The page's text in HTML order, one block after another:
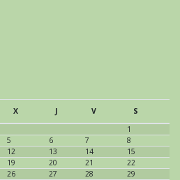
X J V
S
1
5 6 7
8
12 13 14
15
19 20 21
22
26 27 28
29